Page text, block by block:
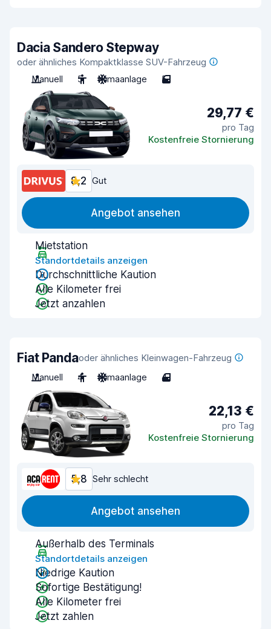
Dacia Sandero Stepway
oder ähnliches Kompaktklasse SUV-Fahrzeug
Manuell
5 Klimaanlage 5
29,77 €
pro Tag
Kostenfreie Stornierung
8,2 Gut
Angebot ansehen
Mietstation
Standortdetails anzeigen
Durchschnittliche Kaution
Alle Kilometer frei
Jetzt anzahlen
Fiat Pandaoder ähnliches Kleinwagen-Fahrzeug
Manuell
4 Klimaanlage 4
22,13 €
pro Tag
Kostenfreie Stornierung
5,8 Sehr schlecht
Angebot ansehen
Außerhalb des Terminals
Standortdetails anzeigen
Niedrige Kaution
Sofortige Bestätigung!
Alle Kilometer frei
Jetzt zahlen